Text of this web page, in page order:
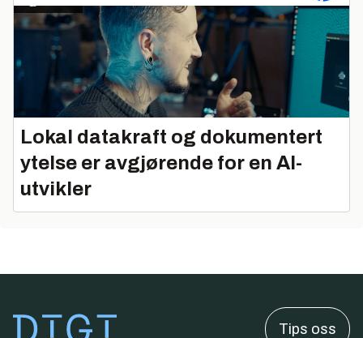
Lokal datakraft og dokumentert
ytelse er avgjørende for en AI-
utvikler
Tips oss